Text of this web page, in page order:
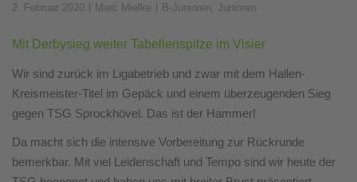
2. Februar 2020 Marc Mielke B-Junioren, Junioren
Mit Derbysieg weiter Tabellenspitze im Visier
Wir sind zurück im Ligabetrieb und zwar mit dem Hallen-
Kreismeister-Titel im Gepäck und einem überzeugenden Sieg
gegen TSG Sprockhövel. Das ist der Hammer!
Da macht sich die intensive Vorbereitung zur Rückrunde
bemerkbar. Mit viel Leidenschaft und Tempo sind wir heute der